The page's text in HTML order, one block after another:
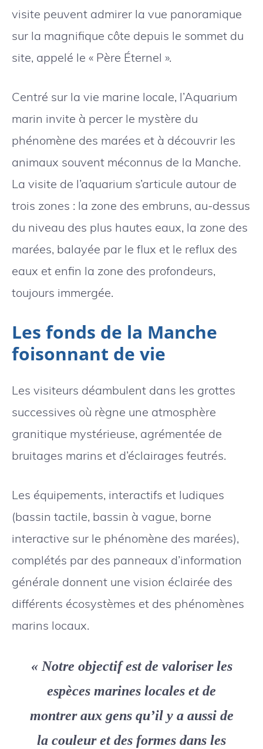
visite peuvent admirer la vue panoramique
sur la magnifique côte depuis le sommet du
site, appelé le « Père Éternel ».
Centré sur la vie marine locale, l’Aquarium
marin invite à percer le mystère du
phénomène des marées et à découvrir les
animaux souvent méconnus de la Manche.
La visite de l’aquarium s’articule autour de
trois zones : la zone des embruns, au-dessus
du niveau des plus hautes eaux, la zone des
marées, balayée par le flux et le reflux des
eaux et enfin la zone des profondeurs,
toujours immergée.
Les fonds de la Manche
foisonnant de vie
Les visiteurs déambulent dans les grottes
successives où règne une atmosphère
granitique mystérieuse, agrémentée de
bruitages marins et d’éclairages feutrés.
Les équipements, interactifs et ludiques
(bassin tactile, bassin à vague, borne
interactive sur le phénomène des marées),
complétés par des panneaux d’information
générale donnent une vision éclairée des
différents écosystèmes et des phénomènes
marins locaux.
« Notre objectif est de valoriser les
espèces marines locales et de
montrer aux gens qu’il y a aussi de
la couleur et des formes dans les